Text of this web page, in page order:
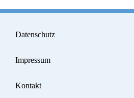
Datenschutz
Impressum
Kontakt